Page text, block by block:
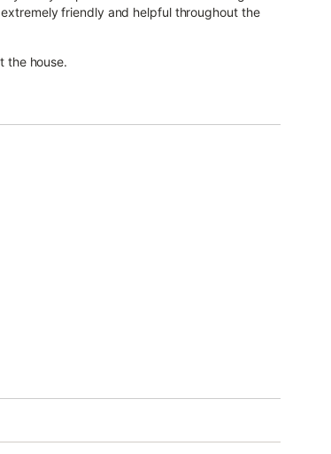
friendly and helpful throughout the
the house.